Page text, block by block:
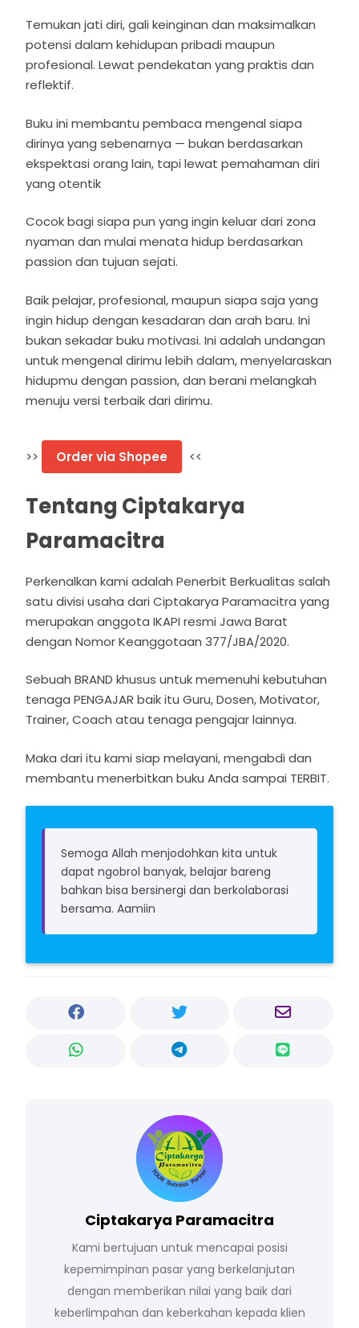
Temukan jati diri, gali keinginan dan maksimalkan
potensi dalam kehidupan pribadi maupun
profesional. Lewat pendekatan yang praktis dan
reflektif.
Buku ini membantu pembaca mengenal siapa
dirinya yang sebenarnya — bukan berdasarkan
ekspektasi orang lain, tapi lewat pemahaman diri
yang otentik
Cocok bagi siapa pun yang ingin keluar dari zona
nyaman dan mulai menata hidup berdasarkan
passion dan tujuan sejati.
Baik pelajar, profesional, maupun siapa saja yang
ingin hidup dengan kesadaran dan arah baru. Ini
bukan sekadar buku motivasi. Ini adalah undangan
untuk mengenal dirimu lebih dalam, menyelaraskan
hidupmu dengan passion, dan berani melangkah
menuju versi terbaik dari dirimu.
>> Order via Shopee <<
Tentang Ciptakarya
Paramacitra
Perkenalkan kami adalah Penerbit Berkualitas salah
satu divisi usaha dari Ciptakarya Paramacitra yang
merupakan anggota IKAPI resmi Jawa Barat
dengan Nomor Keanggotaan 377/JBA/2020.
Sebuah BRAND khusus untuk memenuhi kebutuhan
tenaga PENGAJAR baik itu Guru, Dosen, Motivator,
Trainer, Coach atau tenaga pengajar lainnya.
Maka dari itu kami siap melayani, mengabdi dan
membantu menerbitkan buku Anda sampai TERBIT.
Semoga Allah menjodohkan kita untuk
dapat ngobrol banyak, belajar bareng
bahkan bisa bersinergi dan berkolaborasi
bersama. Aamiin
Ciptakarya Paramacitra
Kami bertujuan untuk mencapai posisi
kepemimpinan pasar yang berkelanjutan
dengan memberikan nilai yang baik dari
keberlimpahan dan keberkahan kepada klien